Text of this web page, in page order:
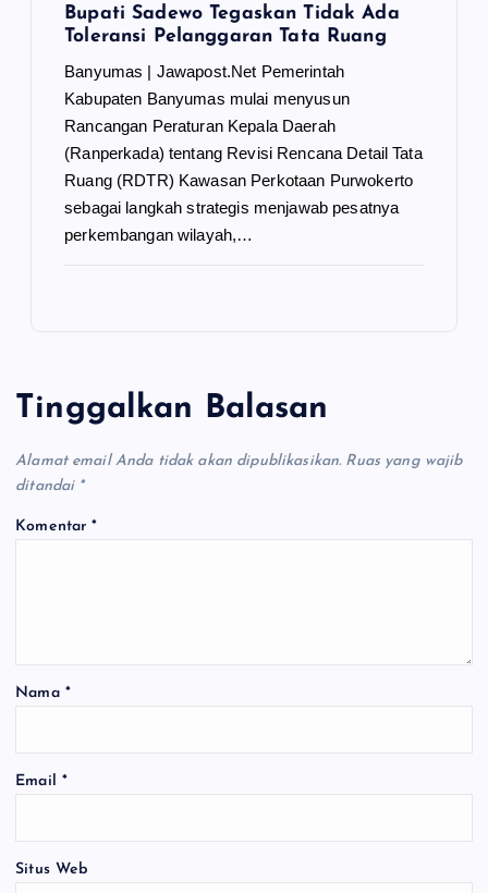
Bupati Sadewo Tegaskan Tidak Ada
Toleransi Pelanggaran Tata Ruang
Banyumas | Jawapost.Net Pemerintah
Kabupaten Banyumas mulai menyusun
Rancangan Peraturan Kepala Daerah
(Ranperkada) tentang Revisi Rencana Detail Tata
Ruang (RDTR) Kawasan Perkotaan Purwokerto
sebagai langkah strategis menjawab pesatnya
perkembangan wilayah,…
Tinggalkan Balasan
Alamat email Anda tidak akan dipublikasikan. Ruas yang wajib
ditandai *
Komentar*
Nama *
Email *
Situs Web